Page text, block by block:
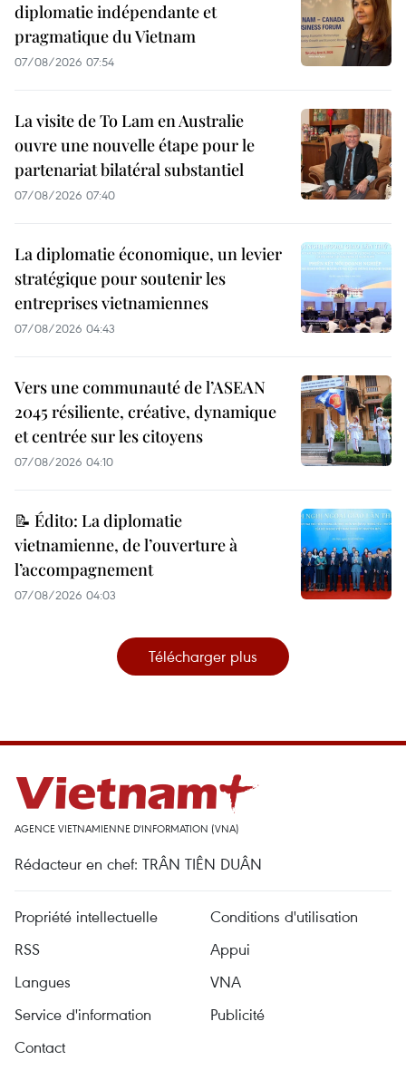
diplomatie indépendante et
pragmatique du Vietnam
07/08/2026 07:54
La visite de To Lam en Australie
ouvre une nouvelle étape pour le
partenariat bilatéral substantiel
07/08/2026 07:40
La diplomatie économique, un levier
stratégique pour soutenir les
entreprises vietnamiennes
07/08/2026 04:43
Vers une communauté de l’ASEAN
2045 résiliente, créative, dynamique
et centrée sur les citoyens
07/08/2026 04:10
📝 Édito: La diplomatie
vietnamienne, de l’ouverture à
l’accompagnement
07/08/2026 04:03
Télécharger plus
AGENCE VIETNAMIENNE D'INFORMATION (VNA)
Rédacteur en chef: TRÂN TIÊN DUÂN
Propriété intellectuelle
Conditions d'utilisation
RSS
Appui
Langues
VNA
Service d'information
Publicité
Contact